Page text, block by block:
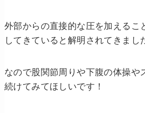
外部からの直接的な圧を加えるこ
してきていると解明されてきまし
なので股関節周りや下腹の体操や
続けてみてほしいです！